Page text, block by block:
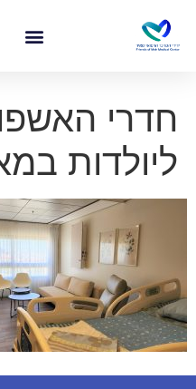
חדרי
ליולדות